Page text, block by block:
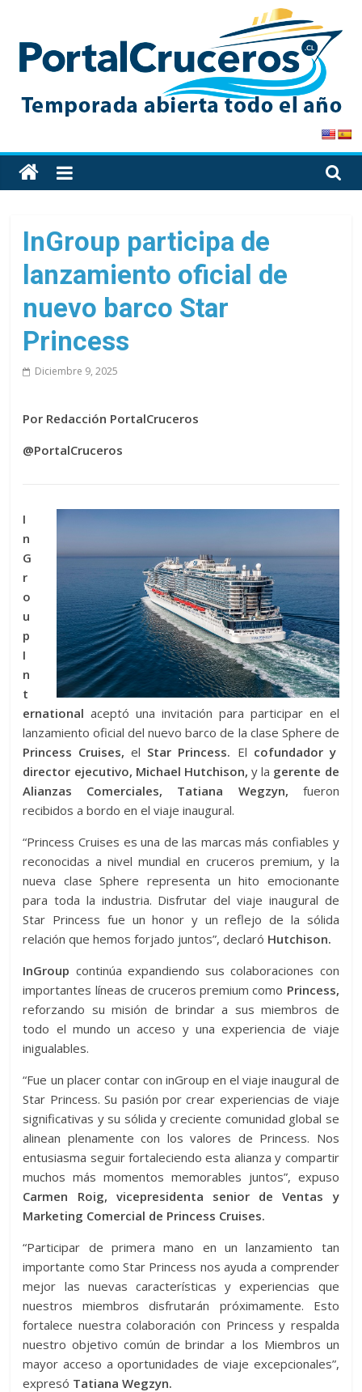
content
PortalCruceros
Toda
la
de
cruceros
un
solo
sitio
InGroup participa de
lanzamiento oficial de
nuevo barco Star
Princess
Diciembre 9, 2025
Por Redacción PortalCruceros
@PortalCruceros
I
n
G
r
o
u
p
I
n
t
ernational aceptó una invitación para participar en el
lanzamiento oficial del nuevo barco de la clase Sphere de
Princess Cruises, el Star Princess. El cofundador y
director ejecutivo, Michael Hutchison, y la gerente de
Alianzas Comerciales, Tatiana Wegzyn, fueron
recibidos a bordo en el viaje inaugural.
“Princess Cruises es una de las marcas más confiables y
reconocidas a nivel mundial en cruceros premium, y la
nueva clase Sphere representa un hito emocionante
para toda la industria. Disfrutar del viaje inaugural de
Star Princess fue un honor y un reflejo de la sólida
relación que hemos forjado juntos”, declaró Hutchison.
InGroup continúa expandiendo sus colaboraciones con
importantes líneas de cruceros premium como Princess,
reforzando su misión de brindar a sus miembros de
todo el mundo un acceso y una experiencia de viaje
inigualables.
“Fue un placer contar con inGroup en el viaje inaugural de
Star Princess. Su pasión por crear experiencias de viaje
significativas y su sólida y creciente comunidad global se
alinean plenamente con los valores de Princess. Nos
entusiasma seguir fortaleciendo esta alianza y compartir
muchos más momentos memorables juntos”, expuso
Carmen Roig, vicepresidenta senior de Ventas y
Marketing Comercial de Princess Cruises.
“Participar de primera mano en un lanzamiento tan
importante como Star Princess nos ayuda a comprender
mejor las nuevas características y experiencias que
nuestros miembros disfrutarán próximamente. Esto
fortalece nuestra colaboración con Princess y respalda
nuestro objetivo común de brindar a los Miembros un
mayor acceso a oportunidades de viaje excepcionales”,
expresó Tatiana Wegzyn.